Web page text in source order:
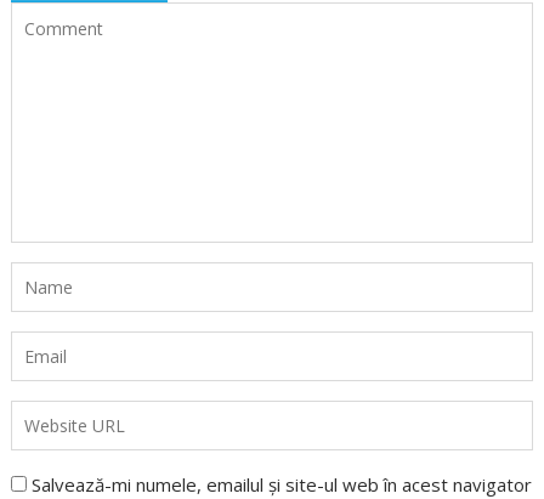
Salvează-mi numele, emailul și site-ul web în acest navigator